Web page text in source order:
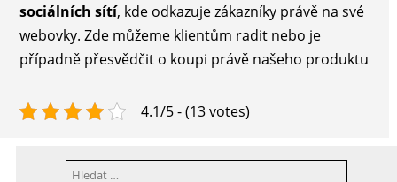
Vyhledávání
sociálních sítí, kde odkazuje zákazníky právě na své
webovky. Zde můžeme klientům radit nebo je
případně přesvědčit o koupi právě našeho produktu
4.1/5 - (13 votes)